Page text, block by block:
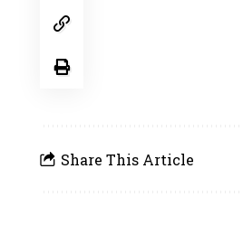
Share This Article